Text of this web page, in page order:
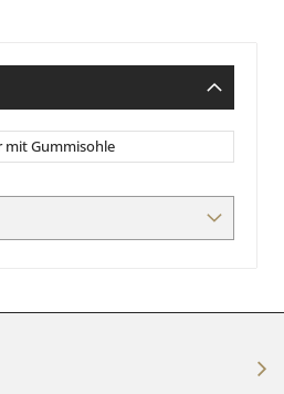
mit Gummisohle